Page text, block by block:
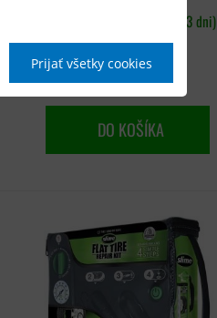
Distribučný sklad (1-3 dni)
Skladové číslo:MAX-PS1-XNABC
13,90 €s DPH
DO KOŠÍKA
Prijať všetky cookies